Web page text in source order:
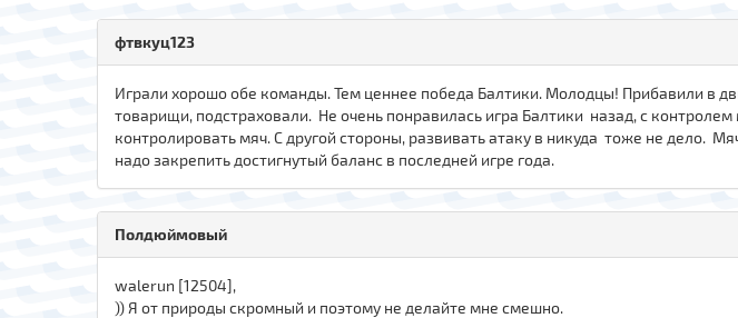
фтвкуц123
Играли хорошо обе команды. Тем ценнее победа Балтики. Молодцы! Прибавили в
товарищи, подстраховали. Не очень понравилась игра Балтики назад, с
контролировать мяч. С другой стороны, развивать атаку в никуда тоже не дело.
надо закрепить достигнутый баланс в последней игре года.
Полдюймовый
walerun [12504],
)) Я от природы скромный и поэтому не делайте мне смешно.